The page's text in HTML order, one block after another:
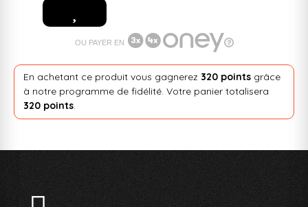
OU PAYER EN
En achetant ce produit vous gagnerez 320 pointsgrâce
à notre programme de fidélité. Votre panier totalisera
320 points.